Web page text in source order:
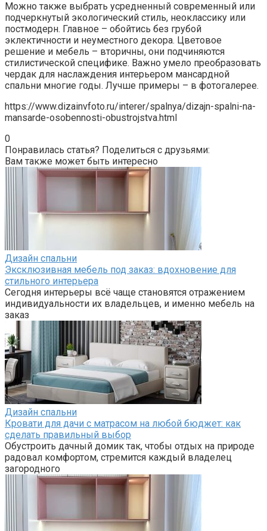
Можно также выбрать усредненный современный или
подчеркнутый экологический стиль, неоклассику или
постмодерн. Главное – обойтись без грубой
эклектичности и неуместного декора. Цветовое
решение и мебель – вторичны, они подчиняются
стилистической специфике. Важно умело преобразовать
чердак для наслаждения интерьером мансардной
спальни многие годы. Лучше примеры – в фотогалерее.
https://www.dizainvfoto.ru/interer/spalnya/dizajn-spalni-na-
mansarde-osobennosti-obustrojstva.html
0
Понравилась статья? Поделиться с друзьями:
Вам также может быть интересно
Дизайн спальни
Эксклюзивная мебель под заказ: вдохновение для
стильного интерьера
Сегодня интерьеры всё чаще становятся отражением
индивидуальности их владельцев, и именно мебель на
заказ
Дизайн спальни
Кровати для дачи с матрасом на любой бюджет: как
сделать правильный выбор
Обустроить дачный домик так, чтобы отдых на природе
радовал комфортом, стремится каждый владелец
загородного